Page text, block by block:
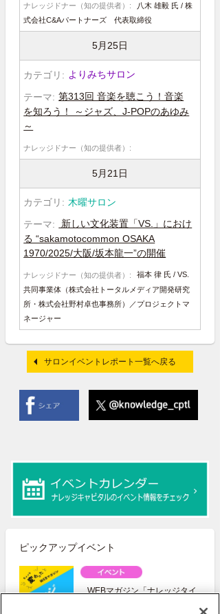
八木 雄毅 氏 / 株
式会社C&Aパートナーズ 代表取締役
5月25日
よりみちサロン
第313回 音楽を聴こう！音楽
を知ろう！ ～ジャズ、J-POPのあゆみ
～
5月21日
木曜サロン
新しい文化装置「VS.」におけ
る “sakamotocommon OSAKA
1970/2025/大阪/坂本龍一”の開催
福本 律 氏 / VS.
共同事業体（株式会社トータルメディア開発研究
所・株式会社野村卓也事務所）／プロジェクトマ
ネージャー
サロンイベントレポート一覧へ戻る
ピックアップイベント
WEBマガジン「ナレッジタイ